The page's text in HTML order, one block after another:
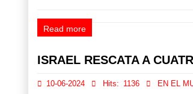
Read more
ISRAEL RESCATA A
10-06-2024 Hits: 1136 EN EL